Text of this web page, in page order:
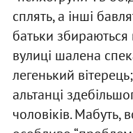
сплять, а інші
батьки збираються
вулиці шалена
легенький
альтанці
чоловіків. Мабуть,